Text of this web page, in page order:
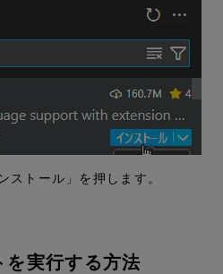
ストール」を押します。
実行する方法